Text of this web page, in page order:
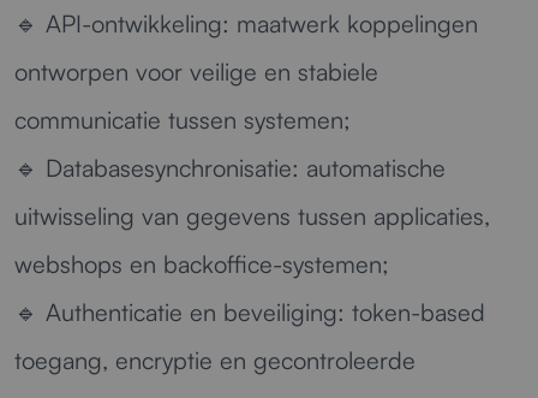
🔹 API-ontwikkeling: maatwerk koppelingen
ontworpen voor veilige en stabiele
communicatie tussen systemen;
🔹 Databasesynchronisatie: automatische
uitwisseling van gegevens tussen applicaties,
webshops en backoffice-systemen;
🔹 Authenticatie en beveiliging: token-based
toegang, encryptie en gecontroleerde